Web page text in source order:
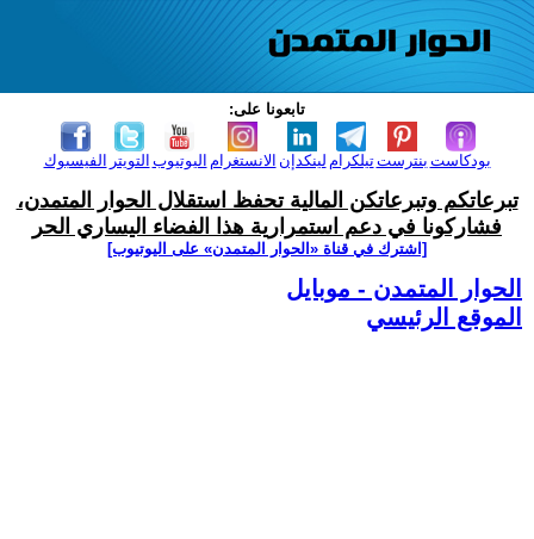
تابعونا على:
الفيسبوك التويتر اليوتيوب الانستغرام لينكدإن تيلكرامبنترست بودكاست
تبرعاتكم وتبرعاتكن المالية تحفظ استقلال الحوار المتمدن،
فشاركونا في دعم استمرارية هذا الفضاء اليساري الحر
[اشترك في قناة ‫«الحوار المتمدن» على اليوتيوب]
الحوار المتمدن - موبايل
الموقع الرئيسي